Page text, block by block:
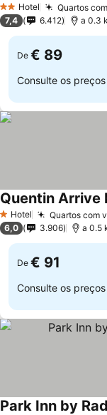
2 Estrelas
Hotel Quartos
7,4 6.412 a 0.3
De € 89
Consulte os
1 Estrelas
Hotel Quartos com
Quentin Arrive
6,0 3.906 a 0.5
De € 91
Consulte os
Park Inn by